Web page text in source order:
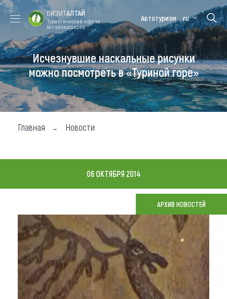
Форум VISIT
ALTAI
Цветение
маральника
Медицинский
форум
Алтайская
зимовка
Туры
Где побывать
Чем заняться
Где остановиться
Новости
Что привезти (сувениры)
О регионе
Коллекция впечатлений
ВИЗИТАЛТАЙ
Туристический портал
Алтайского края
Автотуризм ru
Исчезнувшие наскальные рисунки
можно посмотреть в «Туриной горе»
Главная Новости
06 ОКТЯБРЯ 2014
АРХИВ НОВОСТЕЙ